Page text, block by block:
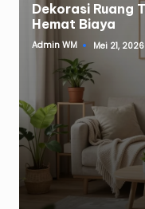
Dekorasi Ruang
Hemat Biaya
Posted
Admin WM Mei 21, 2026